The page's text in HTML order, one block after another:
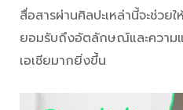
สื่อสารผ่านศิลปะเหล่านี้จะช่วยใ
ยอมรับถึงอัตลักษณ์และความ
เอเชียมากยิ่งขึ้น